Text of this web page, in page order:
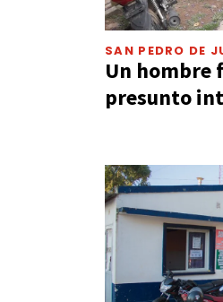
SAN PEDRO DE
Un hombre
presunto